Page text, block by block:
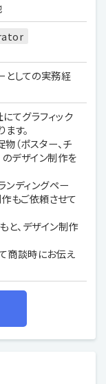
としての実務経
てグラフィック
す。
（ポスター、チ
のデザイン制作を
ディングペー
もご依頼させて
と、デザイン制作
商談時にお伝え